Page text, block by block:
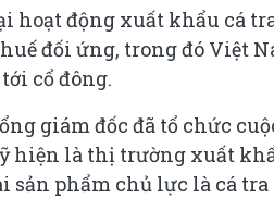
hoạt động xuất khẩu cá
đối ứng, trong đó Việt
cổ đông.
giám đốc đã tổ chức
hiện là thị trường xuất
sản phẩm chủ lực là cá tra